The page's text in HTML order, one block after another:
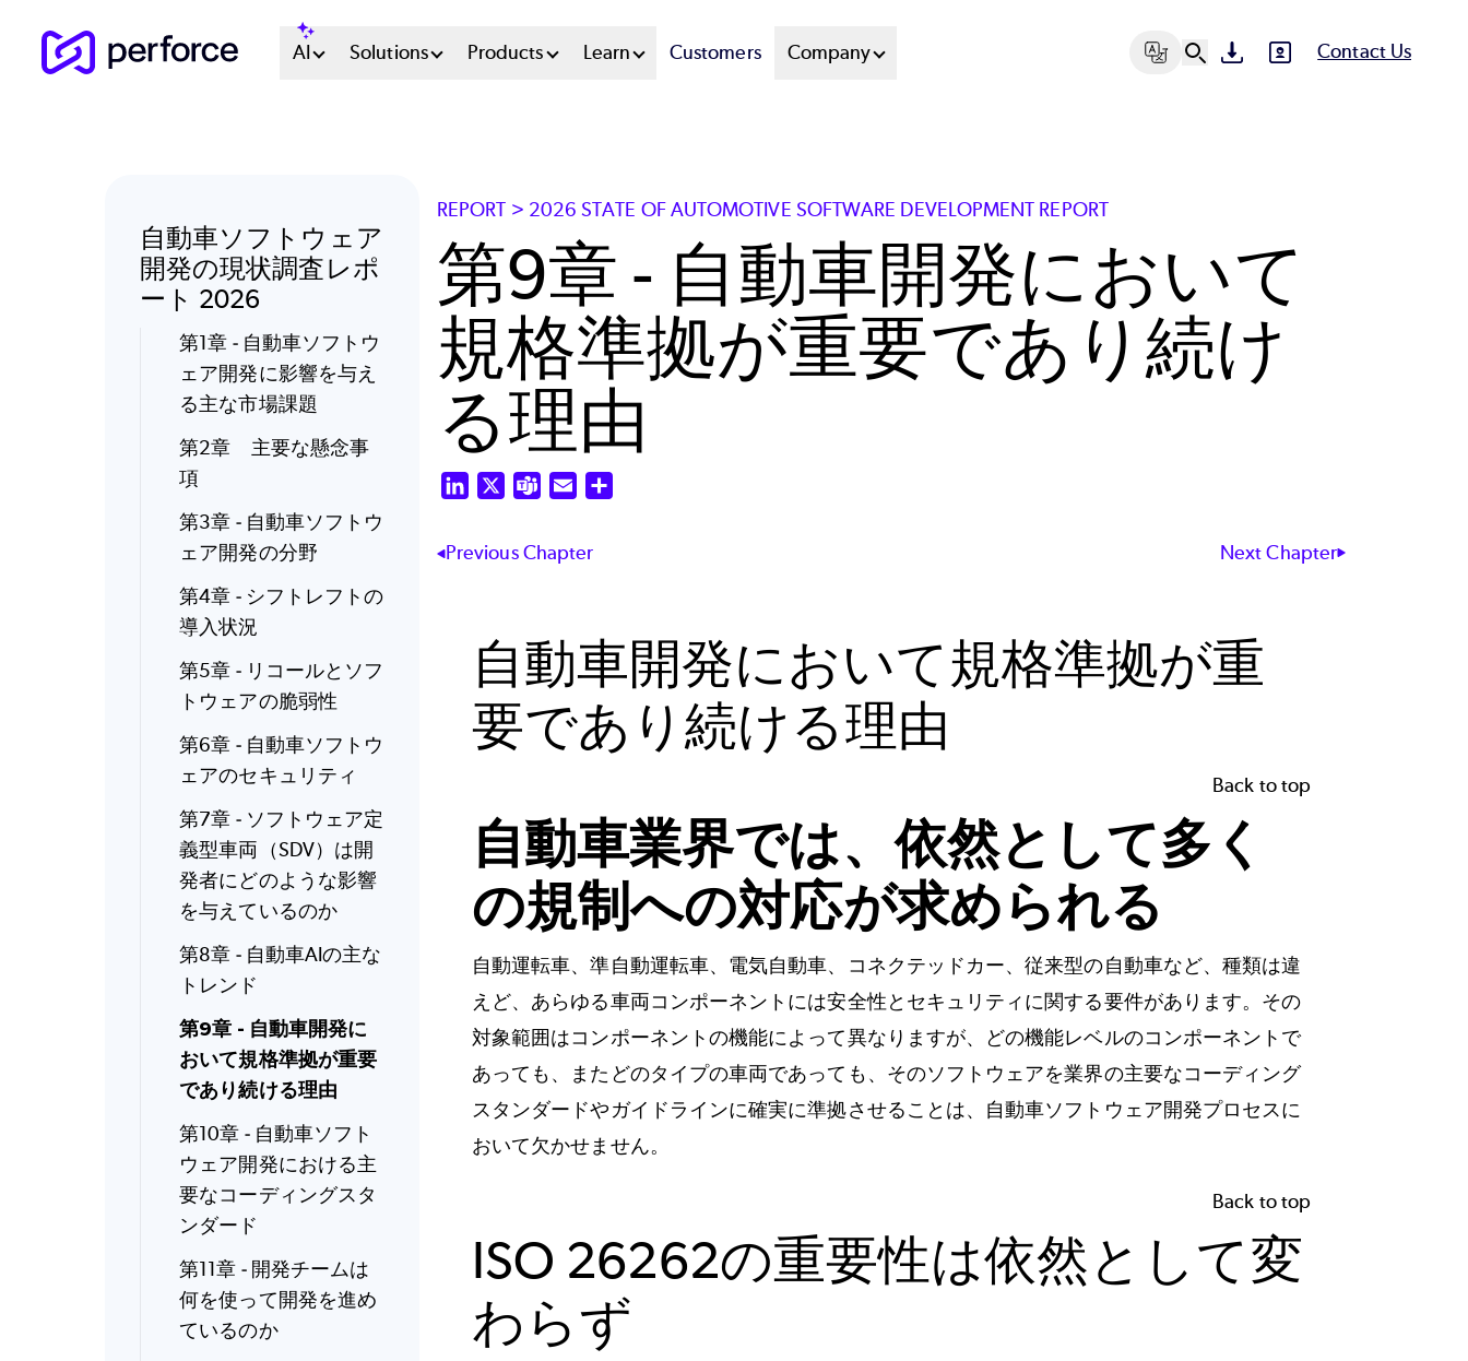
Main
AI Solutions Products Learn Customers Company
Japanese
SVG SVG Contact Us
自動車ソフトウェア
開発の現状調査レポ
ート 2026
第1章 - 自動車ソフトウ
ェア開発に影響を与え
る主な市場課題
第2章 主要な懸念事
項
第3章 - 自動車ソフトウ
ェア開発の分野
第4章 - シフトレフトの
導入状況
第5章 - リコールとソフ
トウェアの脆弱性
第6章 - 自動車ソフトウ
ェアのセキュリティ
第7章 - ソフトウェア定
義型車両（SDV）は開
発者にどのような影響
を与えているのか
第8章 - 自動車AIの主な
トレンド
第9章 - 自動車開発に
おいて規格準拠が重要
であり続ける理由
第10章 - 自動車ソフト
ウェア開発における主
要なコーディングスタ
ンダード
第11章 - 開発チームは
何を使って開発を進め
ているのか
REPORT > 2026 STATE OF AUTOMOTIVE SOFTWARE DEVELOPMENT REPORT
第9章 - 自動車開発において
規格準拠が重要であり続け
る理由
LinkedIn Teams Email
Previous Chapter Next Chapter
自動車開発において規格準拠が重
要であり続ける理由
Back to top
自動車業界では、依然として多く
の規制への対応が求められる
自動運転車、準自動運転車、電気自動車、コネクテッドカー、従来型の自動車など、種類は違
えど、あらゆる車両コンポーネントには安全性とセキュリティに関する要件があります。その
対象範囲はコンポーネントの機能によって異なりますが、どの機能レベルのコンポーネントで
あっても、またどのタイプの車両であっても、そのソフトウェアを業界の主要なコーディング
スタンダードやガイドラインに確実に準拠させることは、自動車ソフトウェア開発プロセスに
おいて欠かせません。
Back to top
ISO 26262の重要性は依然として変
わらず